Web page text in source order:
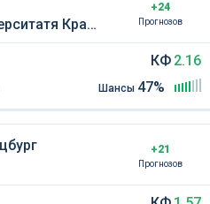
Крайова
+24
Прогнозов
КФ 2.16
Шансы 47%
+21
Прогнозов